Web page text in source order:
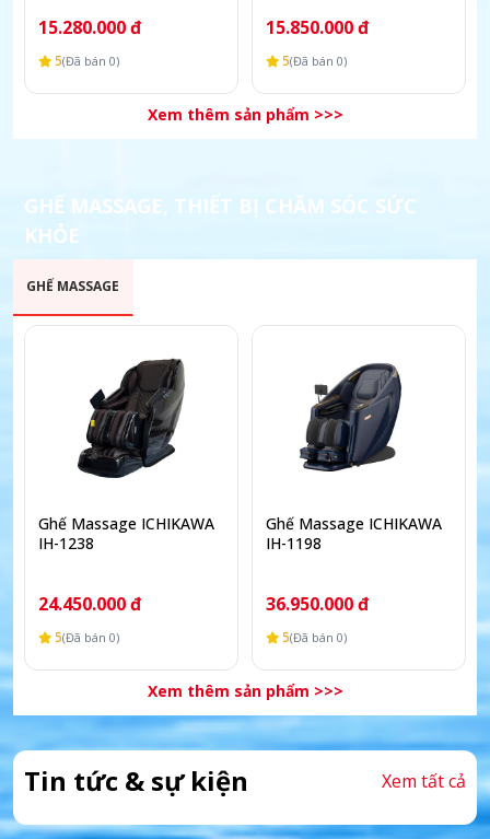
15.280.000 đ
5(Đã bán 0)
15.850.000 đ
5(Đã bán 0)
Xem thêm sản phẩm >>>
GHẾ MASSAGE, THIẾT BỊ CHĂM SÓC SỨC
KHỎE
GHẾ MASSAGE
Ghế Massage ICHIKAWA
IH-1238
24.450.000 đ
5(Đã bán 0)
Ghế Massage ICHIKAWA
IH-1198
36.950.000 đ
5(Đã bán 0)
Xem thêm sản phẩm >>>
Tin tức & sự kiện Xem tất cả